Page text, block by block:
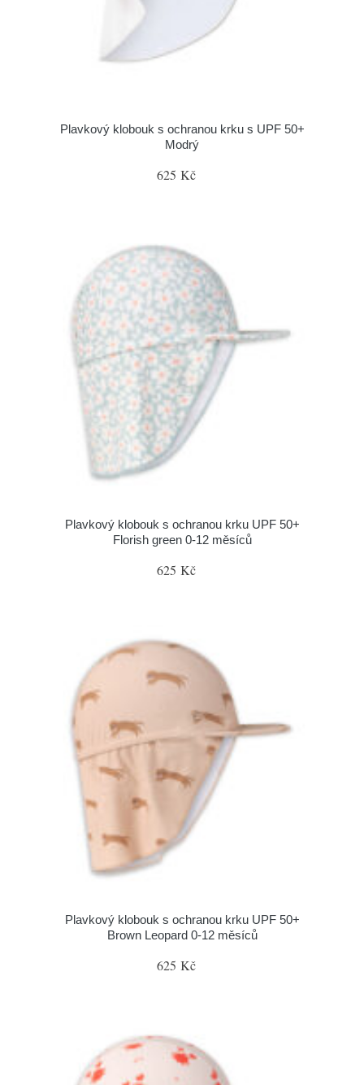
Plavkový klobouk s ochranou krku s UPF 50+
Modrý
625 Kč
Plavkový klobouk s ochranou krku UPF 50+
Florish green 0-12 měsíců
625 Kč
Plavkový klobouk s ochranou krku UPF 50+
Brown Leopard 0-12 měsíců
625 Kč